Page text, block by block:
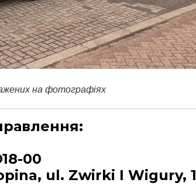
на фотографіях
00
ul. Zwirki I Wigury, 1